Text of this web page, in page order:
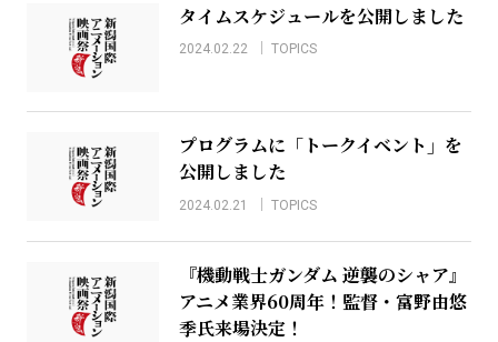
タイムスケジュールを公開しました
2024.02.22 TOPICS
プログラムに「トークイベント」を
公開しました
2024.02.21 TOPICS
『機動戦士ガンダム 逆襲のシャア』
アニメ業界60周年！監督・富野由悠
季氏来場決定！